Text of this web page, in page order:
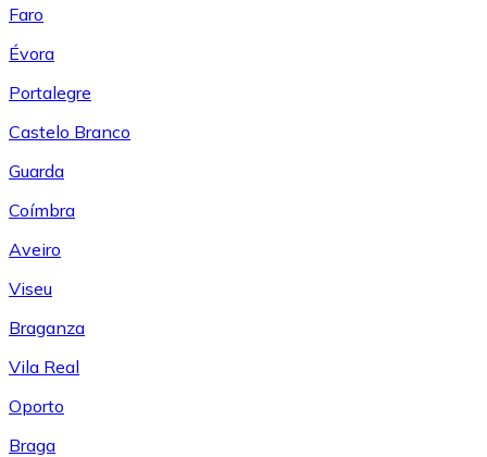
Faro
Évora
Portalegre
Castelo Branco
Guarda
Coímbra
Aveiro
Viseu
Braganza
Vila Real
Oporto
Braga